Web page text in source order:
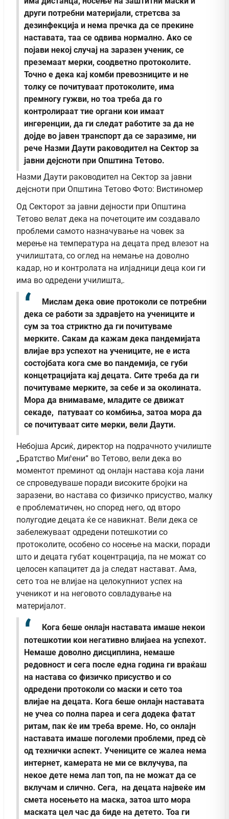
други потребни материјали, стретсва за
дезинфекција и нема пречка да се прекине
наставата, таа се одвива нормално. Ако се
појави некој случај на заразен ученик, се
преземаат мерки, соодветно протоколите.
Точно е дека кај комби превозниците и не
толку се почитуваат протоколите, има
премногу гужви, но тоа треба да го
контролираат тие органи кои имаат
ингеренции, да ги следат работите за да не
дојде во јавен транспорт да се заразиме, ни
рече Назми Даути раководител на Сектор за
јавни дејсноти при Општина Тетово.
Назми Даути раководител на Сектор за јавни
дејсноти при Општина Тетово Фото: Вистиномер
Од Секторот за јавни дејности при Општина
Тетово велат дека на почетоците им создавало
проблеми самото назначување на човек за
мерење на температура на децата пред влезот на
училиштата, со оглед на немање на доволно
кадар, но и контролата на илјадници деца кои ги
има во одредени училишта,.
Мислам дека овие протоколи се потребни
дека се работи за здравјето на учениците и
сум за тоа стриктно да ги почитуваме
мерките. Сакам да кажам дека пандемијата
влијае врз успехот на учениците, не е иста
состојбата кога сме во пандемија, се губи
концетрацијата кај децата. Сите треба да ги
почитуваме мерките, за себе и за околината.
Мора да внимаваме, младите се движат
секаде, патуваат со комбиња, затоа мора да
се почитуваат сите мерки, вели Даути.
Небојша Арсиќ, директор на подрачното училиште
„Братство Миѓени“ во Тетово, вели дека во
моментот преминот од онлајн настава која лани
се спроведуваше поради високите бројки на
заразени, во настава со физичко присуство, малку
е проблематичен, но според него, од второ
полугодие децата ќе се навикнат. Вели дека се
забележуваат одредени потешкотии со
протоколите, особено со носење на маски, поради
што и децата губат коцентрација, па не можат со
целосен капацитет да ја следат настават. Ама,
сето тоа не влијае на целокупниот успех на
ученикот и на неговото совладување на
материјалот.
Кога беше онлајн наставата имаше некои
потешкотии кои негативно влијаеа на успехот.
Немаше доволно дисциплина, немаше
редовност и сега после една година ги враќаш
на настава со физичко присуство и со
одредени протоколи со маски и сето тоа
влијае на децата. Кога беше онлајн наставата
не учеа со полна пареа и сега додека фатат
ритам, пак ќе им треба време. Но, со онлајн
наставата имаше поголеми проблеми, пред сè
од технички аспект. Учениците се жалеа нема
интернет, камерата не ми се вклучува, па
некое дете нема лап топ, па не можат да се
вклучам и слично. Сега, на децата највеќе им
смета носењето на маска, затоа што мора
маската цел час да биде на детето. Тоа ги